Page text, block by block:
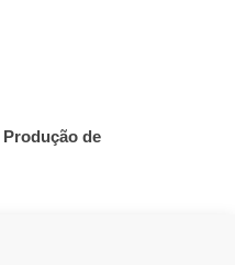
Produção de